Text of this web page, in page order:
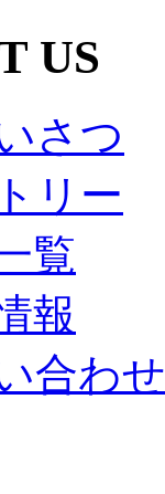
US
さつ
リー
覧
報
合わせ